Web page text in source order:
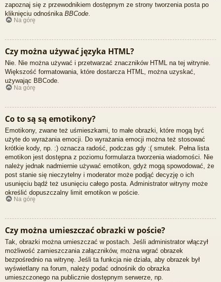
zapoznaj się z przewodnikiem dostępnym ze strony tworzenia posta po
kliknięciu odnośnika BBCode
Na górę
Czy można używać języka HTML?
Nie. Nie można używać i przetwarzać znaczników HTML na tej witrynie.
Większość formatowania, które dostarcza HTML, można uzyskać,
używając BBCode.
Na górę
Co to są są emotikony?
Emotikony, zwane też uśmieszkami, to małe obrazki, które mogą być
użyte do wyrażania emocji. Do wyrażania emocji można też stosować
krótkie kody, np. :) oznacza radość, podczas gdy :( smutek. Pełna lista
emotikon jest dostępna z poziomu formularza tworzenia wiadomości. Nie
należy jednak nadmiernie używać emotikon, gdyż mogą spowodować, że
post stanie się nieczytelny i moderator może podjąć decyzję o ich
usunięciu bądź też usunięciu całego posta. Administrator witryny może
określić dopuszczalny limit emotikon w poście.
Na górę
Czy można umieszczać obrazki w poście?
Tak, obrazki można umieszczać w postach. Jeśli administrator włączył
możliwość zamieszczania załączników, można wgrać obrazek
bezpośrednio na witrynę. Jeśli ta funkcja nie działa, aby obrazek był
wyświetlany na forum, należy podać odnośnik do obrazka
umieszczonego na publicznie dostępnym serwerze, np.